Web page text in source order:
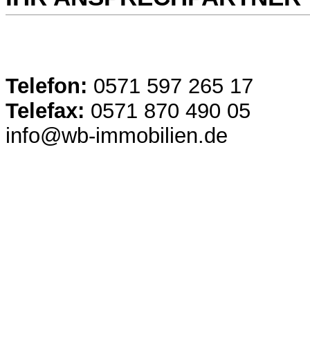
Telefon: 0571 597 265 17
Telefax: 0571 870 490 05
info@wb-immobilien.de